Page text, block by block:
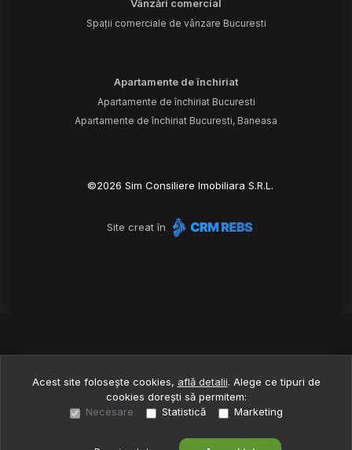
Vânzări comercial
Spații comerciale de vânzare Bucuresti
Apartamente de închiriat
Apartamente de închiriat Bucuresti
Apartamente de închiriat Bucuresti, Baneasa
©2026 Sim Consiliere Imobiliara S.R.L.
Site creat în
Acest site folosește cookies, află detalii. Alege ce tipuri de
cookies dorești să permitem:
Necesare
Statistică Marketing